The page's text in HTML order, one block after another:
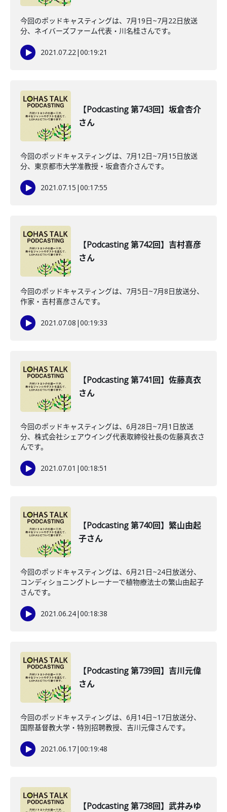
今回のポッドキャスティングは、7月19日~7月22日放送
分、ネイバーズファーム代表・川名桂さんです。
2021.07.22|00:19:21
【Podcasting 第743回】坂倉杏介
さん
今回のポッドキャスティングは、7月12日~7月15日放送
分、東京都市大学准教授・坂倉杏介さんです。
2021.07.15 |00:17:55
【Podcasting 第742回】吉村喜彦
さん
今回のポッドキャスティングは、7月5日~7月8日放送分、
作家・吉村喜彦さんです。
2021.07.08 |00:19:33
【Podcasting 第741回】佐藤真衣
さん
今回のポッドキャスティングは、6月28日~7月1日放送
分、株式会社シェアウイング代表取締役社長の佐藤真衣さ
んです。
2021.07.01 |00:18:51
【Podcasting 第740回】繁山由起
子さん
今回のポッドキャスティングは、6月21日~24日放送分、
コンディショニングトレーナーで植物療法士の繁山由起子
さんです。
2021.06.24|00:18:38
【Podcasting 第739回】吉川元偉
さん
今回のポッドキャスティングは、6月14日~17日放送分、
国際基督教大学・特別招聘教授、吉川元偉さんです。
2021.06.17|00:19:48
【Podcasting 第738回】武井みゆ